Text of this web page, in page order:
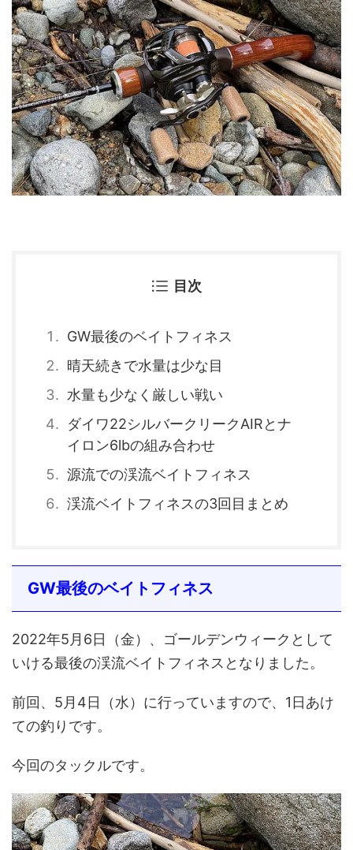
目次
GW最後のベイトフィネス
晴天続きで水量は少な目
水量も少なく厳しい戦い
ダイワ22シルバークリークAIRとナ
イロン6lbの組み合わせ
源流での渓流ベイトフィネス
渓流ベイトフィネスの3回目まとめ
GW最後のベイトフィネス
2022年5月6日（金）、ゴールデンウィークとして
いける最後の渓流ベイトフィネスとなりました。
前回、5月4日（水）に行っていますので、1日あけ
ての釣りです。
今回のタックルです。